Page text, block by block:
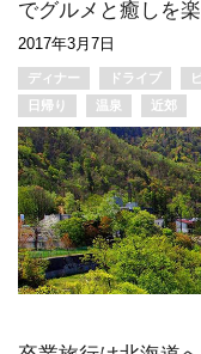
でグルメと癒しを
2017年3月7日
ディナー ドライブ
日帰り
温泉 近郊